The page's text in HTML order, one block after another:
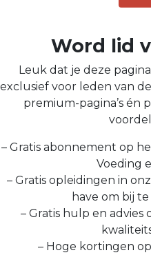
Word lid
Leuk dat je deze
exclusief voor leden van
premium-pagina’s én
– Gratis abonnement op
Voeding
– Gratis opleidingen in
have om bij
– Gratis hulp en advies
– Hoge kortingen